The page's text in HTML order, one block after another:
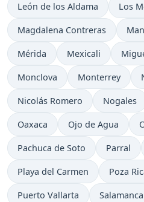
León de los Aldama Los
Magdalena Contreras
Mérida Mexicali
Monclova Monterrey
Nicolás Romero Nogales
Oaxaca Ojo de Agua
Pachuca de Soto Parral
Playa del Carmen Poza
Puerto Vallarta Salamanca